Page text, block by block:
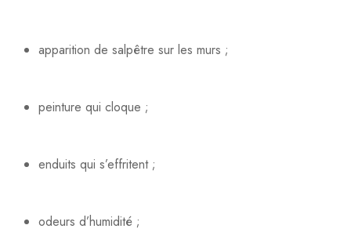
apparition de salpêtre sur les murs ;
peinture qui cloque ;
enduits qui s’effritent ;
odeurs d’humidité ;